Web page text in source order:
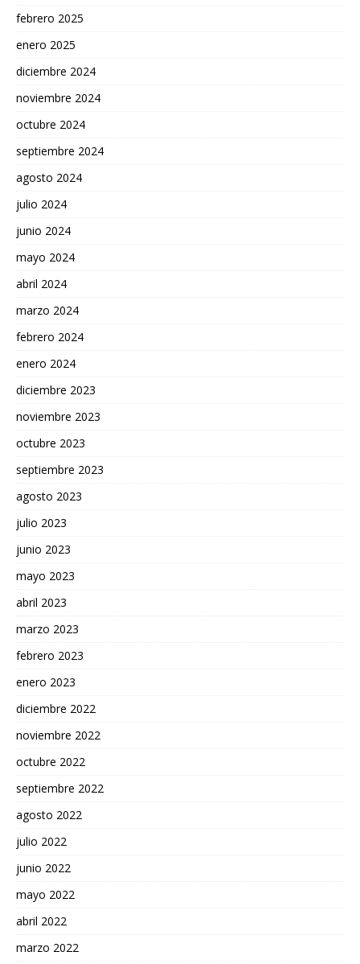
febrero 2025
enero 2025
diciembre 2024
noviembre 2024
octubre 2024
septiembre 2024
agosto 2024
julio 2024
junio 2024
mayo 2024
abril 2024
marzo 2024
febrero 2024
enero 2024
diciembre 2023
noviembre 2023
octubre 2023
septiembre 2023
agosto 2023
julio 2023
junio 2023
mayo 2023
abril 2023
marzo 2023
febrero 2023
enero 2023
diciembre 2022
noviembre 2022
octubre 2022
septiembre 2022
agosto 2022
julio 2022
junio 2022
mayo 2022
abril 2022
marzo 2022